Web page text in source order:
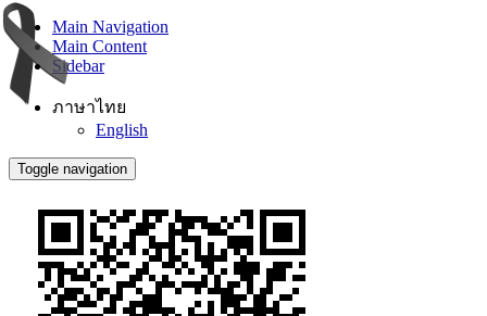
Main Navigation
Main Content
Sidebar
ภาษาไทย
English
Toggle navigation